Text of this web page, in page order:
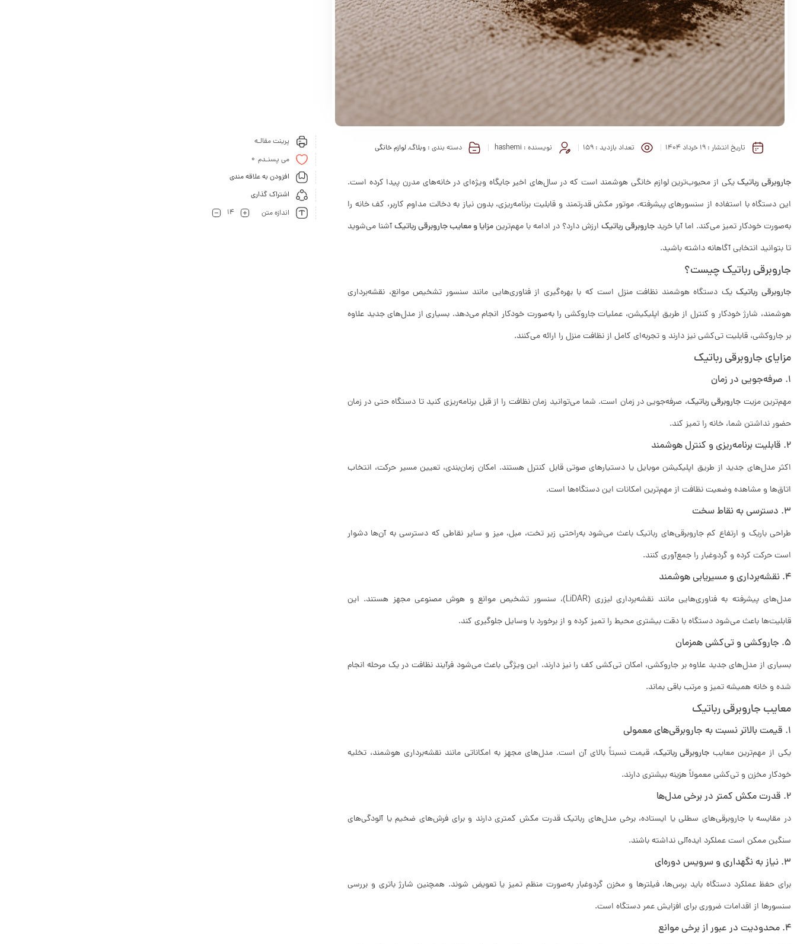
تاریخ انتشار :۱۹ خرداد ۱۴۰۴ تعداد بازدید :159 نویسنده : hashemi دسته بندی :وبلاگ,لوازم خانگی
پرینت مقالـه
می پسنـدم 0
افزودن به علاقه مندی
اشتراک گذاری
اندازه متن
14
جاروبرقی رباتیکیکی از محبوب‌ترین لوازم خانگی هوشمند است که در سال‌های اخیر جایگاه ویژه‌ای در خانه‌های مدرن پیدا کرده است.
این دستگاه با استفاده از سنسورهای پیشرفته، موتور مکش قدرتمند و قابلیت برنامه‌ریزی، بدون نیاز به دخالت مداوم کاربر، کف خانه را
به‌صورت خودکار تمیز می‌کند. اما آیا خرید جاروبرقی رباتیک ارزش دارد؟ در ادامه با مهم‌ترینمزایا و معایب جاروبرقی رباتیکآشنا می‌شوید
تا بتوانید انتخابی آگاهانه داشته باشید.
جاروبرقی رباتیک چیست؟
جاروبرقی رباتیکیک دستگاه هوشمند نظافت منزل است که با بهره‌گیری از فناوری‌هایی مانند سنسور تشخیص موانع، نقشه‌برداری
هوشمند، شارژ خودکار و کنترل از طریق اپلیکیشن، عملیات جاروکشی را به‌صورت خودکار انجام می‌دهد. بسیاری از مدل‌های جدید علاوه
بر جاروکشی، قابلیت تی‌کشی نیز دارند و تجربه‌ای کامل از نظافت منزل را ارائه می‌کنند.
مزایای جاروبرقی رباتیک
1. صرفه‌جویی در زمان
مهم‌ترین مزیت جاروبرقی رباتیک، صرفه‌جویی در زمان است. شما می‌توانید زمان نظافت را از قبل برنامه‌ریزی کنید تا دستگاه حتی در زمان
حضور نداشتن شما، خانه را تمیز کند.
2. قابلیت برنامه‌ریزی و کنترل هوشمند
اکثر مدل‌های جدید از طریق اپلیکیشن موبایل یا دستیارهای صوتی قابل کنترل هستند. امکان زمان‌بندی، تعیین مسیر حرکت، انتخاب
اتاق‌ها و مشاهده وضعیت نظافت از مهم‌ترین امکانات این دستگاه‌ها است.
3. دسترسی به نقاط سخت
طراحی باریک و ارتفاع کم جاروبرقی‌های رباتیک باعث می‌شود به‌راحتی زیر تخت، مبل، میز و سایر نقاطی که دسترسی به آن‌ها دشوار
است حرکت کرده و گردوغبار را جمع‌آوری کنند.
4. نقشه‌برداری و مسیریابی هوشمند
مدل‌های پیشرفته به فناوری‌هایی مانند نقشه‌برداری لیزری (LiDAR)، سنسور تشخیص موانع و هوش مصنوعی مجهز هستند. این
قابلیت‌ها باعث می‌شود دستگاه با دقت بیشتری محیط را تمیز کرده و از برخورد با وسایل جلوگیری کند.
5. جاروکشی و تی‌کشی همزمان
بسیاری از مدل‌های جدید علاوه بر جاروکشی، امکان تی‌کشی کف را نیز دارند. این ویژگی باعث می‌شود فرآیند نظافت در یک مرحله انجام
شده و خانه همیشه تمیز و مرتب باقی بماند.
معایب جاروبرقی رباتیک
1. قیمت بالاتر نسبت به جاروبرقی‌های معمولی
یکی از مهم‌ترین معایب جاروبرقی رباتیک، قیمت نسبتاً بالای آن است. مدل‌های مجهز به امکاناتی مانند نقشه‌برداری هوشمند، تخلیه
خودکار مخزن و تی‌کشی معمولاً هزینه بیشتری دارند.
2. قدرت مکش کمتر در برخی مدل‌ها
در مقایسه با جاروبرقی‌های سطلی یا ایستاده، برخی مدل‌های رباتیک قدرت مکش کمتری دارند و برای فرش‌های ضخیم یا آلودگی‌های
سنگین ممکن است عملکرد ایده‌آلی نداشته باشند.
3. نیاز به نگهداری و سرویس دوره‌ای
برای حفظ عملکرد دستگاه باید برس‌ها، فیلترها و مخزن گردوغبار به‌صورت منظم تمیز یا تعویض شوند. همچنین شارژ باتری و بررسی
سنسورها از اقدامات ضروری برای افزایش عمر دستگاه است.
4. محدودیت در عبور از برخی موانع